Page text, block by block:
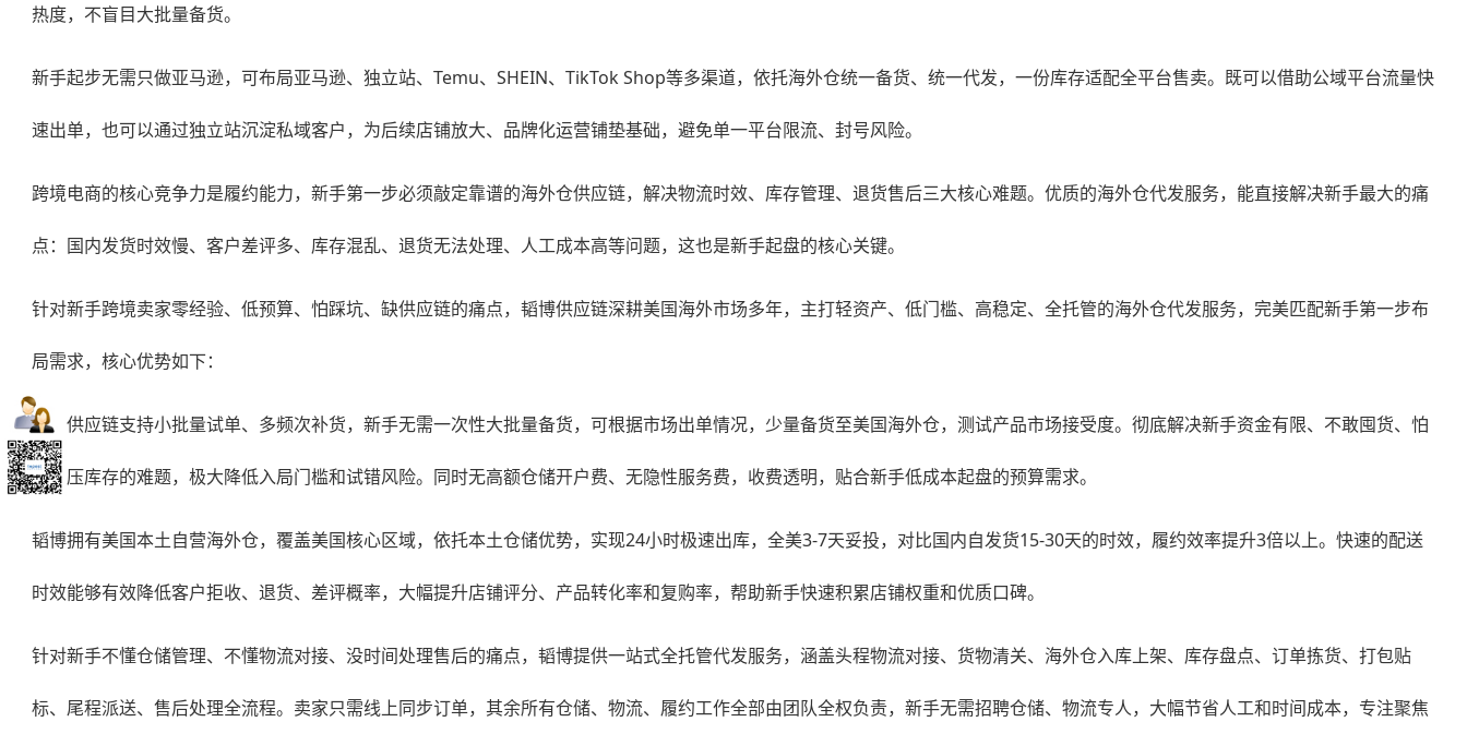
热度，不盲目大批量备货。
新手起步无需只做亚马逊，可布局亚马逊、独立站、Temu、SHEIN、TikTok Shop等多渠道，依托海外仓统一备货、统一代发，一份库存适配全平台售卖。既可以借助公域平台流量快
速出单，也可以通过独立站沉淀私域客户，为后续店铺放大、品牌化运营铺垫基础，避免单一平台限流、封号风险。
跨境电商的核心竞争力是履约能力，新手第一步必须敲定靠谱的海外仓供应链，解决物流时效、库存管理、退货售后三大核心难题。优质的海外仓代发服务，能直接解决新手最大的痛
点：国内发货时效慢、客户差评多、库存混乱、退货无法处理、人工成本高等问题，这也是新手起盘的核心关键。
针对新手跨境卖家零经验、低预算、怕踩坑、缺供应链的痛点，韬博供应链深耕美国海外市场多年，主打轻资产、低门槛、高稳定、全托管的海外仓代发服务，完美匹配新手第一步布
局需求，核心优势如下：
韬博供应链支持小批量试单、多频次补货，新手无需一次性大批量备货，可根据市场出单情况，少量备货至美国海外仓，测试产品市场接受度。彻底解决新手资金有限、不敢囤货、怕
滞销压库存的难题，极大降低入局门槛和试错风险。同时无高额仓储开户费、无隐性服务费，收费透明，贴合新手低成本起盘的预算需求。
韬博拥有美国本土自营海外仓，覆盖美国核心区域，依托本土仓储优势，实现24小时极速出库，全美3-7天妥投，对比国内自发货15-30天的时效，履约效率提升3倍以上。快速的配送
时效能够有效降低客户拒收、退货、差评概率，大幅提升店铺评分、产品转化率和复购率，帮助新手快速积累店铺权重和优质口碑。
针对新手不懂仓储管理、不懂物流对接、没时间处理售后的痛点，韬博提供一站式全托管代发服务，涵盖头程物流对接、货物清关、海外仓入库上架、库存盘点、订单拣货、打包贴
标、尾程派送、售后处理全流程。卖家只需线上同步订单，其余所有仓储、物流、履约工作全部由团队全权负责，新手无需招聘仓储、物流专人，大幅节省人工和时间成本，专注聚焦